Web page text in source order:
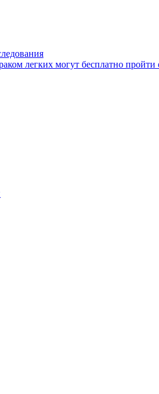
легких могут бесплатно пройти